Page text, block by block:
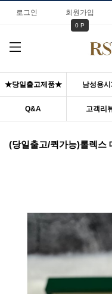
로그인 회원가입
0 P
★당일출고제품★ 남성용시
Q&A 고객리
(당일출고/퀵가능)롤렉스